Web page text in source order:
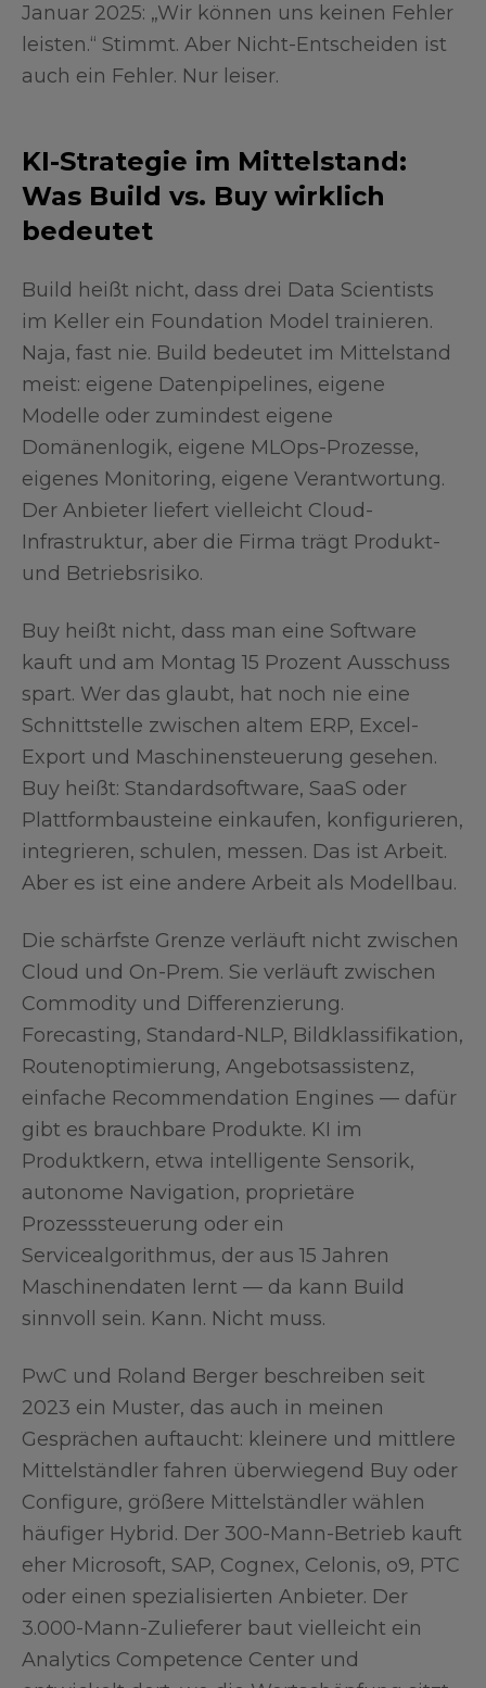
Januar 2025: „Wir können uns keinen Fehler
leisten.“ Stimmt. Aber Nicht-Entscheiden ist
auch ein Fehler. Nur leiser.
KI-Strategie im Mittelstand:
Was Build vs. Buy wirklich
bedeutet
Build heißt nicht, dass drei Data Scientists
im Keller ein Foundation Model trainieren.
Naja, fast nie. Build bedeutet im Mittelstand
meist: eigene Datenpipelines, eigene
Modelle oder zumindest eigene
Domänenlogik, eigene MLOps-Prozesse,
eigenes Monitoring, eigene Verantwortung.
Der Anbieter liefert vielleicht Cloud-
Infrastruktur, aber die Firma trägt Produkt-
und Betriebsrisiko.
Buy heißt nicht, dass man eine Software
kauft und am Montag 15 Prozent Ausschuss
spart. Wer das glaubt, hat noch nie eine
Schnittstelle zwischen altem ERP, Excel-
Export und Maschinensteuerung gesehen.
Buy heißt: Standardsoftware, SaaS oder
Plattformbausteine einkaufen, konfigurieren,
integrieren, schulen, messen. Das ist Arbeit.
Aber es ist eine andere Arbeit als Modellbau.
Die schärfste Grenze verläuft nicht zwischen
Cloud und On-Prem. Sie verläuft zwischen
Commodity und Differenzierung.
Forecasting, Standard-NLP, Bildklassifikation,
Routenoptimierung, Angebotsassistenz,
einfache Recommendation Engines — dafür
gibt es brauchbare Produkte. KI im
Produktkern, etwa intelligente Sensorik,
autonome Navigation, proprietäre
Prozesssteuerung oder ein
Servicealgorithmus, der aus 15 Jahren
Maschinendaten lernt — da kann Build
sinnvoll sein. Kann. Nicht muss.
PwC und Roland Berger beschreiben seit
2023 ein Muster, das auch in meinen
Gesprächen auftaucht: kleinere und mittlere
Mittelständler fahren überwiegend Buy oder
Configure, größere Mittelständler wählen
häufiger Hybrid. Der 300-Mann-Betrieb kauft
eher Microsoft, SAP, Cognex, Celonis, o9, PTC
oder einen spezialisierten Anbieter. Der
3.000-Mann-Zulieferer baut vielleicht ein
Analytics Competence Center und